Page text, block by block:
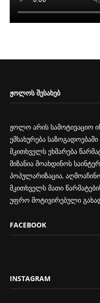
ᲟᲝᲚᲝᲡ ᲨᲔᲡᲐᲮᲔᲑ
ჟოლო არის სამოტივაციო
ემსახურება
მკითხველს ეხმარება
მიზანია მოახდინოს
პოპულარიზაცია,
მკითხველს მათი
უფრო მოტივირებული
FACEBOOK
INSTAGRAM